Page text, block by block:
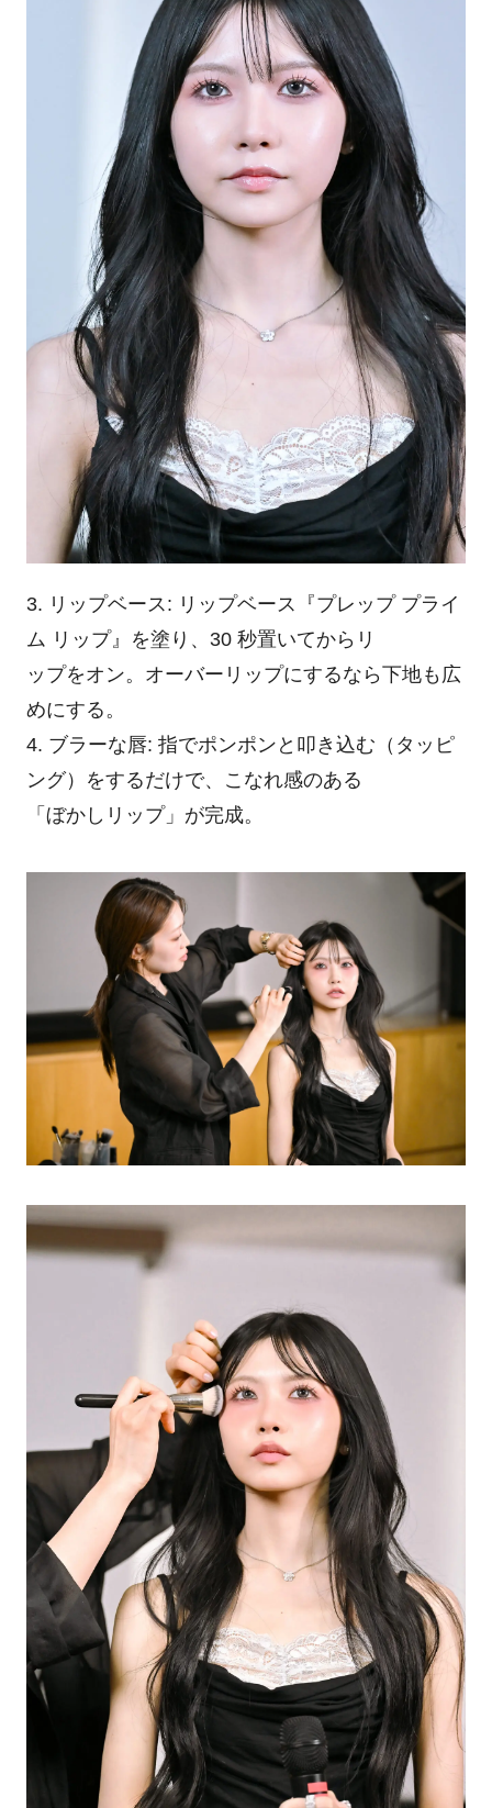
3. リップベース: リップベース『プレップ プライ
ム リップ』を塗り、30 秒置いてからリ
ップをオン。オーバーリップにするなら下地も広
めにする。
4. ブラーな唇: 指でポンポンと叩き込む（タッピ
ング）をするだけで、こなれ感のある
「ぼかしリップ」が完成。